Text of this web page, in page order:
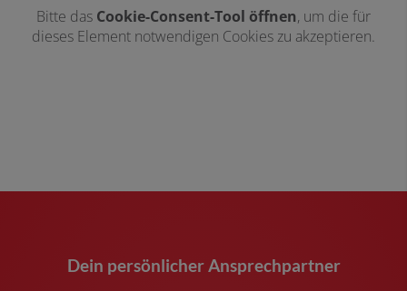
Bitte das Cookie-Consent-Tool öffnen, um die für
dieses Element notwendigen Cookies zu akzeptieren.
Dein persönlicher Ansprechpartner